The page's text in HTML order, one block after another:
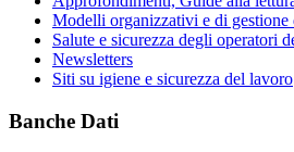
Modelli organizzativi e di gestione
Salute e sicurezza degli operatori
Newsletters
Siti su igiene e sicurezza del lavoro
Banche Dati